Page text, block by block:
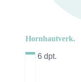
Hornhautverk.
bis 6 dpt.